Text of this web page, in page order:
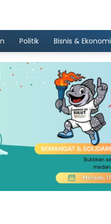
Politik Bisnis & Ekonomi